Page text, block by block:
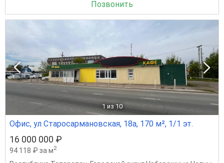
Позвонить
1 из 10
Офис, ул Старосармановская, 18а, 170 м², 1/1 эт.
16 000 000 ₽
94 118 ₽ за м2